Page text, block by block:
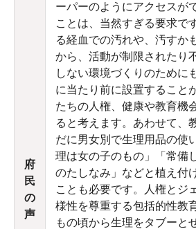
府
民
の
声
ーパーのようにアクセスが
ことは、当然すぎる要求で
る経血での汚れや、汚すか
から、活動が制限されたり
しない環境づくりのために
に当たり前に設置すること
たちの人権、健康や教育機
ると考えます。あわせて、
だに男女別で生理用品の使
理は女の子のもの」「常備
のたしなみ」などと植え付
ことも必要です。人権とジ
様性を尊重する包括的性教
もの頃から生理をタブーと